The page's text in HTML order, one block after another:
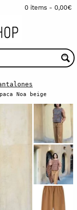
0 items - 0,00€
Noa beige